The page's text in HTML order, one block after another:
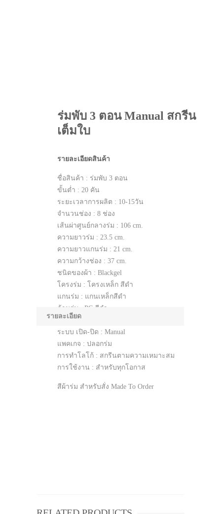
ร่มพับ 3 ตอน Manual สกรีน
เต็มใบ
รายละเอียดสินค้า
ชื่อสินค้า : ร่มพับ 3 ตอน
ขั้นต่ำ : 20 คัน
ระยะเวลาการผลิต : 10-15​วัน​
จำนวนช่อง : 8 ช่อง
เส้นผ่าศูนย์กลางร่ม : 106 cm.
ความยาวร่ม : 23.5 cm.
ความยาวแกนร่ม : 21 cm.
ความกว้างช่อง : 37 cm.
ชนิดของผ้า : Blackgel
โครงร่ม : โครงเหล็ก สีดำ
แกนร่ม : แกนเหล็กสีดำ
ด้ามร่ม : PC สีดำ
ปลอก จุก ร่ม : เหล็ก/ABS สีดำ
ระบบ เปิด-ปิด : Manual
แพคเกจ : ปลอกร่ม
การทำโลโก้ : สกรีนตามความเหมาะสม
การใช้งาน : สำหรับทุกโอกาส
สีผ้าร่ม สำหรับสั่ง Made To Order
รายละเอียด